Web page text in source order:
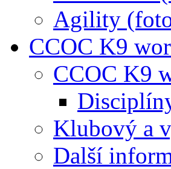
Agility
CCOC K9
CCOC K9
Klubový a
Další